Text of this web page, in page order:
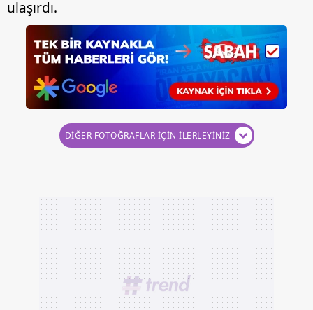
ulaşırdı.
DİĞER FOTOĞRAFLAR İÇİN İLERLEYİNİZ